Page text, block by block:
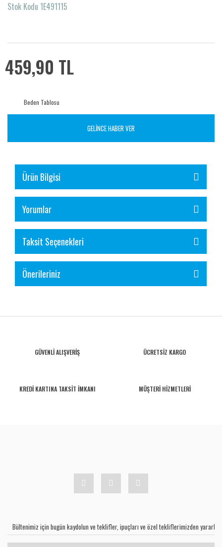
Stok Kodu 1E491115
459,90 TL
Beden Tablosu
GELİNCE HABER VER
Ürün Bilgisi
Yorumlar
Taksit Seçenekleri
Önerileriniz
GÜVENLİ ALIŞVERİŞ ÜCRETSİZ KARGO
KREDİ KARTINA TAKSİT İMKANI MÜŞTERİ HİZMETLERİ